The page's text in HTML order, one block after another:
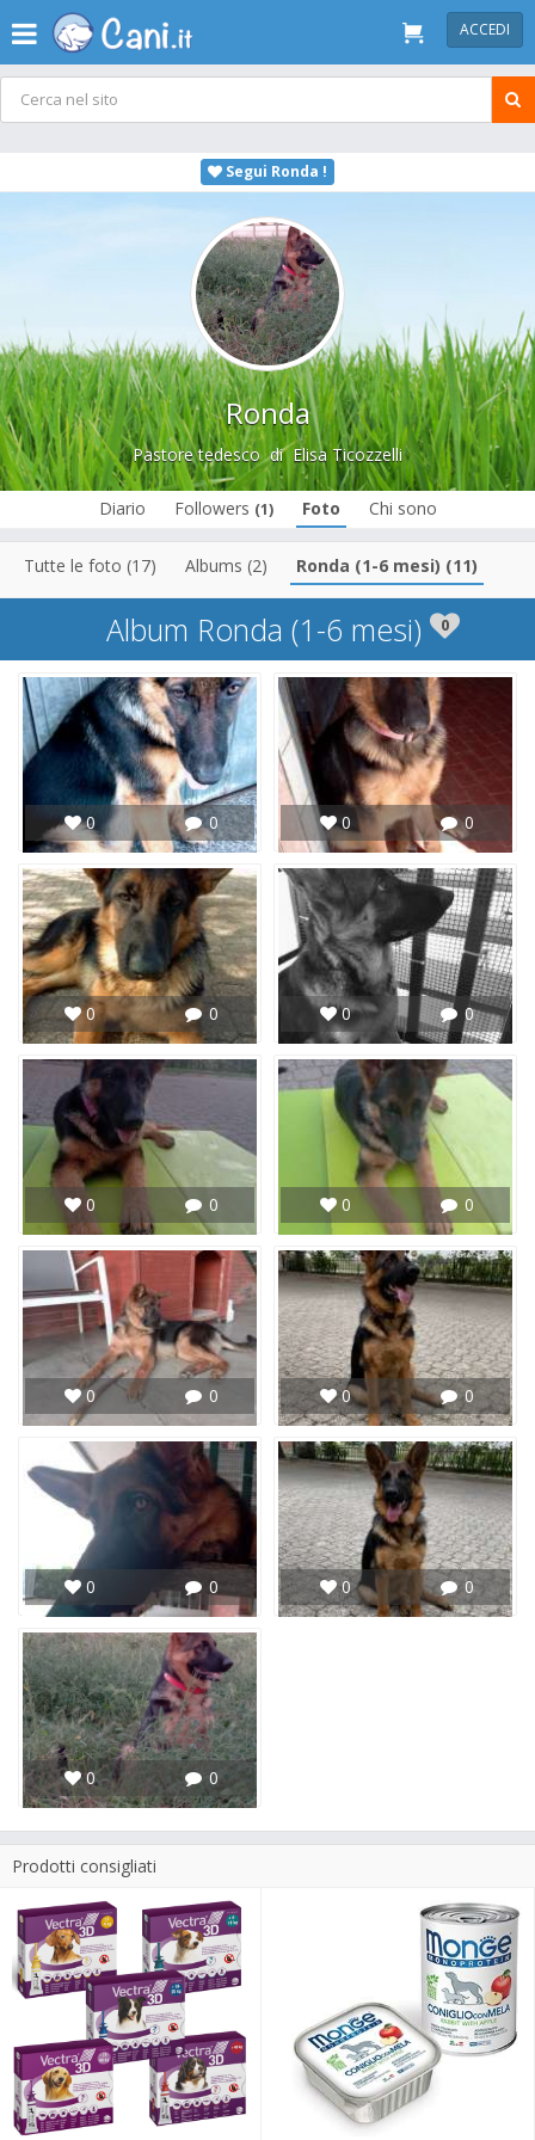
ACCEDI
Segui Ronda !
Ronda
Pastore tedescodiElisa Ticozzelli
Diario Followers (1) Foto Chi sono
Tutte le foto (17) Albums (2) Ronda (1-6 mesi) (11)
Album Ronda (1-6 mesi) 0
0 0 0 0
0 0 0 0
0 0 0 0
0 0 0 0
0 0 0 0
0 0
Prodotti consigliati